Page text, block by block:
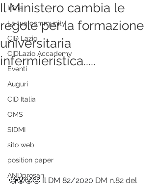
Inizia
La tua community
CID Lazio
CIDLazio Accademy
Eventi
Auguri
CID Italia
OMS
SIDMI
sito web
position paper
ANDprosan
Il Ministero cambia le
regole per la formazione
universitaria
infermieristica.....
🧐😤😤😤 Il DM 82/2020 DM n.82 del